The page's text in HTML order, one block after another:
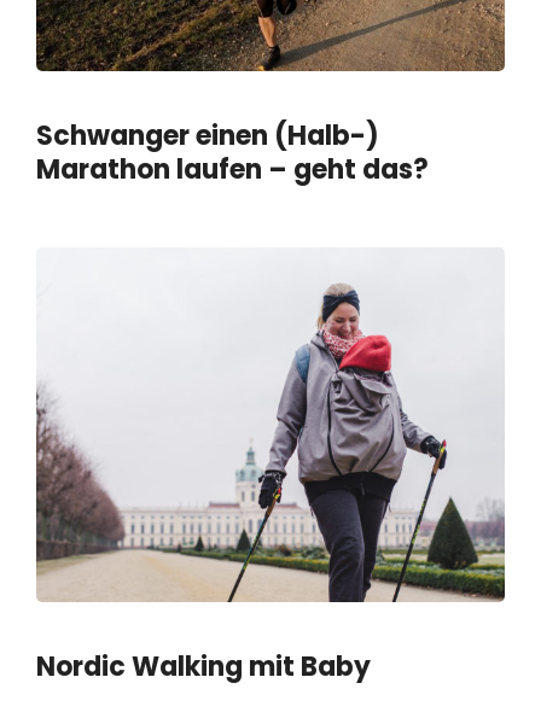
Schwanger einen (Halb-)
Marathon laufen – geht das?
Nordic Walking mit Baby